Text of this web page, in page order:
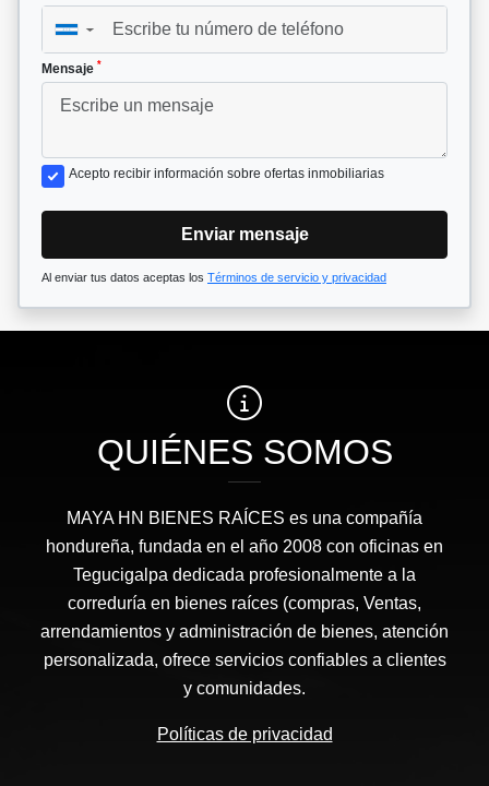
▼
Mensaje *
Acepto recibir información sobre ofertas inmobiliarias
Enviar mensaje
Al enviar tus datos aceptas los Términos de servicio y privacidad
QUIÉNES SOMOS
MAYA HN BIENES RAÍCES​ es una compañía
hondureña, fundada en el año 2008 con oficinas en
Tegucigalpa dedicada profesionalmente a la
correduría en bienes raíces (compras, Ventas,
arrendamientos y administración de bienes, atención
personalizada, ofrece servicios confiables a clientes
y comunidades.
Políticas de privacidad